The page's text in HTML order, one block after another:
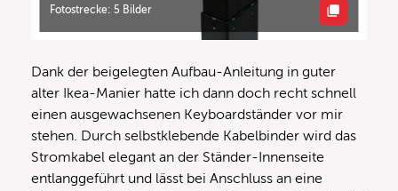
Fotostrecke: 5 Bilder
Dank der beigelegten Aufbau-Anleitung in guter
alter Ikea-Manier hatte ich dann doch recht schnell
einen ausgewachsenen Keyboardständer vor mir
stehen. Durch selbstklebende Kabelbinder wird das
Stromkabel elegant an der Ständer-Innenseite
entlanggeführt und lässt bei Anschluss an eine